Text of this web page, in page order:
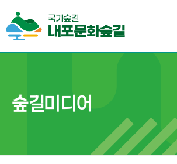
숲길미디어